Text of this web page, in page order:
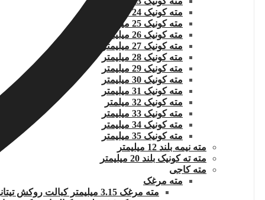
مته کونیک 24 میلیمتر
مته کونیک 25 میلیمتر
مته کونیک 26 میلیمتر
مته کونیک 27 میلیمتر
مته کونیک 28 میلیمتر
مته کونیک 29 میلیمتر
مته کونیک 30 میلیمتر
مته کونیک 31 میلیمتر
مته کونیک 32 میلمتر
مته کونیک 33 میلیمتر
مته کونیک 34 میلیمتر
مته کونیک 35 میلیمتر
مته نیمه بلند 12 میلیمتر
مته ته کونیک بلند 20 میلیمتر
مته کاجی
مته مرغک
مته مرغک 3.15 میلیمتر کبالت روکش تیتانیوم